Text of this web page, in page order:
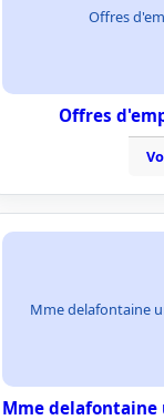
Offres
Offres
Mme delafontaine
Mme delafontaine